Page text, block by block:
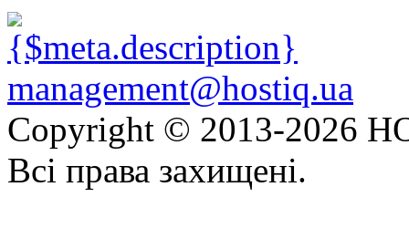
management@hostiq.ua
Copyright © 2013-2026
Всі права захищені.